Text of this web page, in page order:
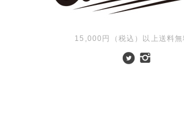
15,000円（税込）以上送料無